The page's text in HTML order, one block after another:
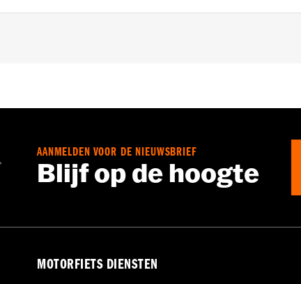
AANMELDEN VOOR DE NIEUWSBRIEF
Blijf op de hoogte
MOTORFIETS DIENSTEN